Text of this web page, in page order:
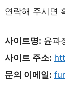
연락해 주시면
사이트명: 윤과
사이트 주소:
문의 이메일: